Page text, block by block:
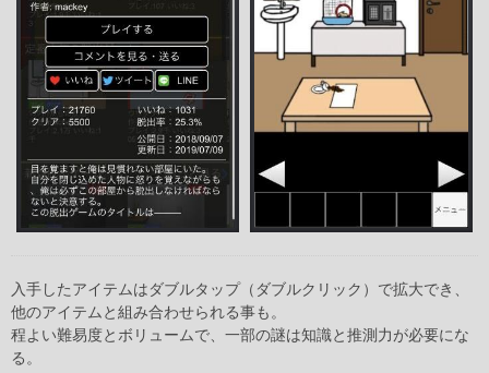
入手したアイテムはダブルタップ（ダブルクリック）で拡大でき、
他のアイテムと組み合わせられる事も。
程よい難易度とボリュームで、一部の謎は知識と推測力が必要にな
る。